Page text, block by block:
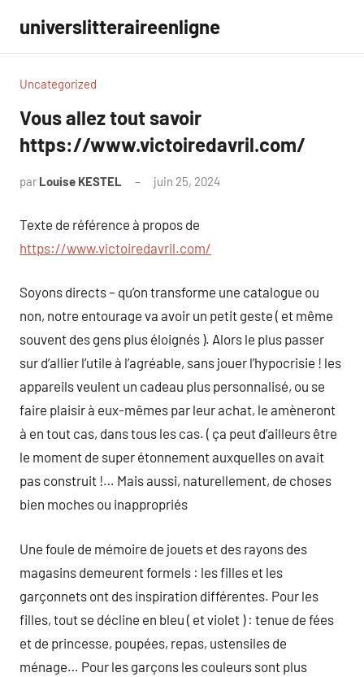
contenu
universlitteraireenligne
Uncategorized
Vous allez tout savoir
https://www.victoiredavril.com/
par Louise KESTEL juin 25, 2024
Texte de référence à propos de
https://www.victoiredavril.com/
Soyons directs – qu’on transforme une catalogue ou
non, notre entourage va avoir un petit geste ( et même
souvent des gens plus éloignés ). Alors le plus passer
sur d’allier l’utile à l’agréable, sans jouer l’hypocrisie ! les
appareils veulent un cadeau plus personnalisé, ou se
faire plaisir à eux-mêmes par leur achat, le amèneront
à en tout cas, dans tous les cas. ( ça peut d’ailleurs être
le moment de super étonnement auxquelles on avait
pas construit !… Mais aussi, naturellement, de choses
bien moches ou inappropriés
Une foule de mémoire de jouets et des rayons des
magasins demeurent formels : les filles et les
garçonnets ont des inspiration différentes. Pour les
filles, tout se décline en bleu ( et violet ) : tenue de fées
et de princesse, poupées, repas, ustensiles de
ménage… Pour les garçons les couleurs sont plus